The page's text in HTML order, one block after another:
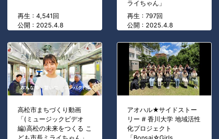
再生 : 4,541回
公開 : 2025.4.8
ライちゃん」
再生 : 797回
公開 : 2025.4.8
高松市まちづくり動画
「(ミュージックビデオ
編)高松の未来をつくる こ
アオハル★サイドストー
リー # 香川大学 地域活性
化プロジェクト